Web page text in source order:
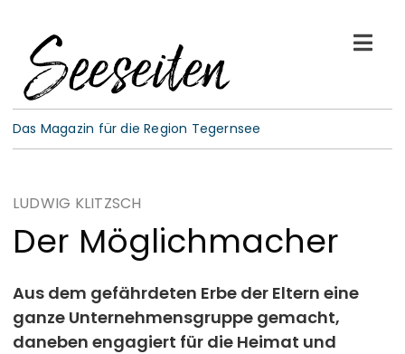
content
See-Leben
E-Paper
Das Magazin für die Region Tegernsee
LUDWIG KLITZSCH
Der Möglichmacher
Aus dem gefährdeten Erbe der Eltern eine
ganze Unternehmensgruppe gemacht,
daneben engagiert für die Heimat und